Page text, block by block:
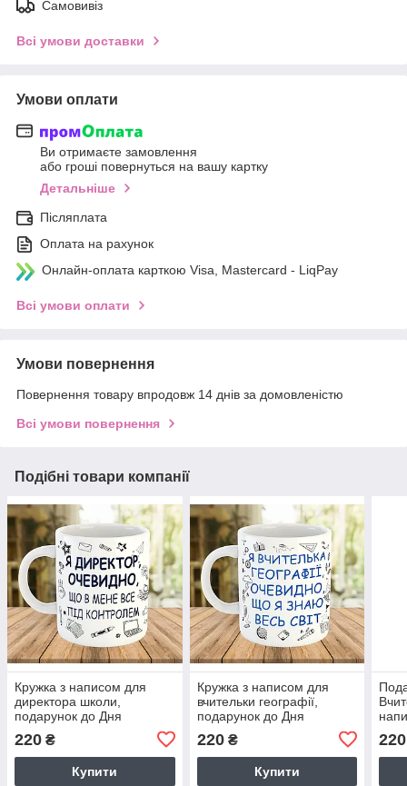
Самовивіз
Всі умови доставки
Умови оплати
Ви отримаєте замовлення
або гроші повернуться на вашу картку
Детальніше
Післяплата
Оплата на рахунок
Онлайн-оплата карткою Visa, Mastercard - LiqPay
Всі умови оплати
Умови повернення
Повернення товару впродовж 14 днів за домовленістю
Всі умови повернення
Подібні товари компанії
Кружка з написом для
директора школи,
подарунок до Дня
220 ₴
Купити
Кружка з написом для
вчительки географії,
подарунок до Дня
220₴
Купити
220